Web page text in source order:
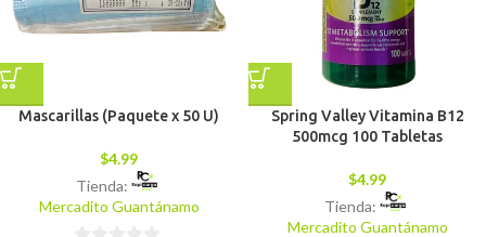
Mascarillas (Paquete x 50 U)
$4.99
Tienda:
Mercadito Guantánamo
Spring Valley Vitamina B12
500mcg 100 Tabletas
$4.99
Tienda:
Mercadito Guantánamo